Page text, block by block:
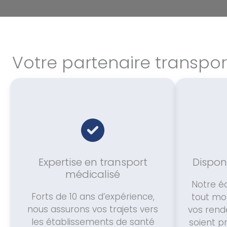
Votre partenaire
Expertise en transport
médicalisé
Forts de 10 ans d’expérience,
nous assurons vos trajets vers
les établissements de santé
Notre
tout
vos
soient